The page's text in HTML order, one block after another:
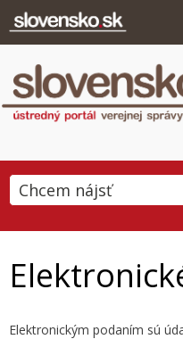
Elektronickým podaním sú